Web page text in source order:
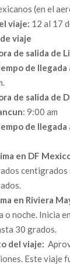
(en el
viaje: 12 al 17
viaje
de salida de
de llegada
de salida de
: 9:00 am
de llegada
en DF
centigrados
en Riviera
o noche. Inicia
30 grados.
del viaje:
Este viaje